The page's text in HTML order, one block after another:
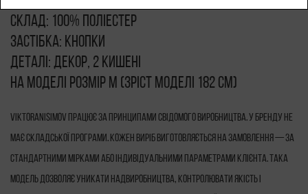
Склад: 100% поліестер
Застібка: кнопки
Деталі: декор, 2 кишені
На моделі розмір М (зріст моделі 182 см)
VIKTORANISIMOV працює за принципами свідомого виробництва. У бренду не
має складської програми. Кожен виріб виготовляється на замовлення — за
стандартними мірками або індивідуальними параметрами клієнта. Така
модель дозволяє уникати надвиробництва, контролювати якість і